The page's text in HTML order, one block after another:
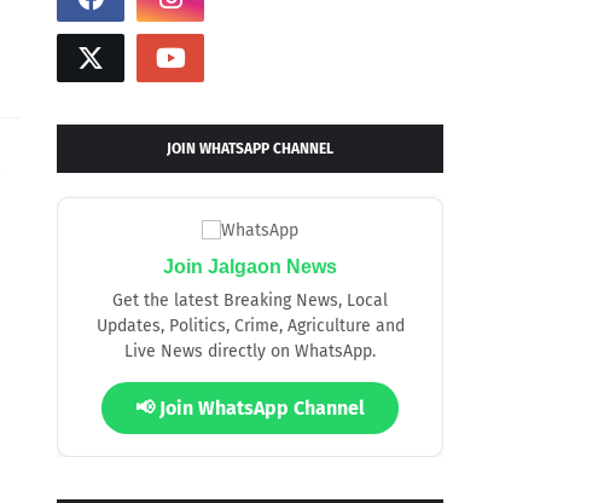
JOIN WHATSAPP CHANNEL
Join Jalgaon News
Get the latest Breaking News, Local
Updates, Politics, Crime, Agriculture and
Live News directly on WhatsApp.
📢 Join WhatsApp Channel